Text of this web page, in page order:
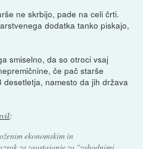
ne skrbijo, pade na celi črti.
dodatka tanko piskajo,
smiselno, da so otroci vsaj
če pač starše
namesto da jih država
:
ekonomskim in